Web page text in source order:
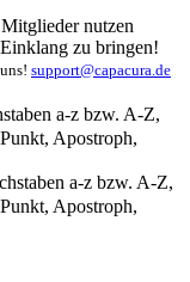
Mitglieder nutzen
zu bringen!
support@capacura.de
a-z bzw. A-Z,
Apostroph,
a-z bzw. A-Z,
Apostroph,